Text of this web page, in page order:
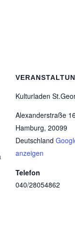
Kulturladen
Alexanderstraße 16
Hamburg, 20099
Deutschland
anzeigen
Telefon
040/28054862